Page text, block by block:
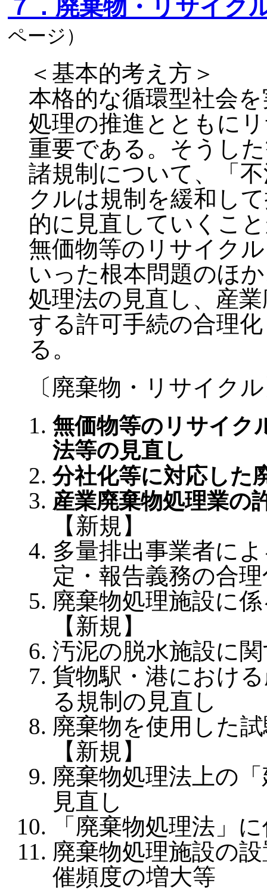
７．廃棄物・リサイク
ページ）
＜基本的考え方＞
本格的な循環型社会
処理の推進とともに
重要である。そうし
諸規制について、「
クルは規制を緩和し
的に見直していくこ
無価物等のリサイク
いった根本問題のほ
処理法の見直し、産
する許可手続の合理
る。
〔廃棄物・リサイク
無価物等のリサイク
法等の見直し
分社化等に対応した
産業廃棄物処理業の
【新規】
多量排出事業者に
定・報告義務の合
廃棄物処理施設に
【新規】
汚泥の脱水施設に
貨物駅・港におけ
る規制の見直し
廃棄物を使用した
【新規】
廃棄物処理法上の
見直し
「廃棄物処理法」
廃棄物処理施設の
催頻度の増大等